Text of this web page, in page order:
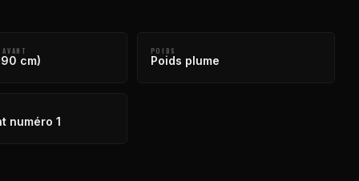
cm)
POIDS
Poids plume
numéro 1